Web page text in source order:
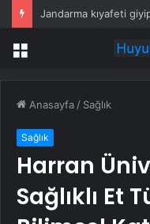
Menü
Anasayfa / Sağlık
Sağlık
Harran
Sağlıklı Et